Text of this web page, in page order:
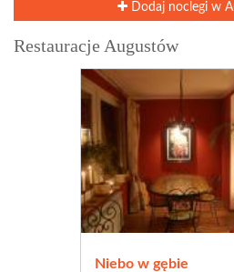
Dodaj noclegi w
Restauracje Augustów
Niebo w gębie